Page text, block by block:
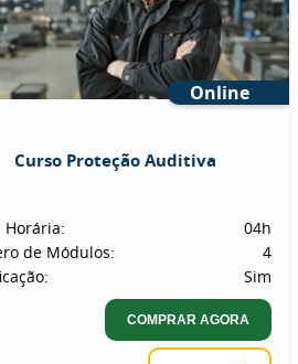
Online
Curso Proteção Auditiva
Horária:
04h
de Módulos:
4
Sim
COMPRAR AGORA